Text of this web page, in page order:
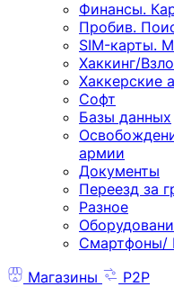
Финансы.
Пробив.
SIM-карты.
Хаккинг/
Хаккерские
Софт
Базы данных
армии
Документы
Переезд за
Разное
Смартфоны/
Магазины
P2P